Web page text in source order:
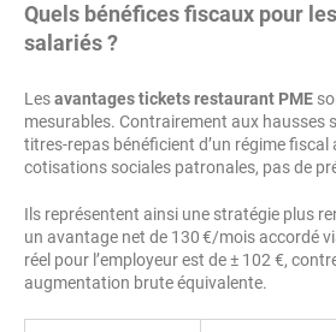
Quels bénéfices fiscaux pour
salariés ?
Lesavantages tickets restaurant PME
mesurables. Contrairement aux hausses
titres-repas bénéficient d’un régime fiscal
cotisations sociales patronales, pas de
Ils représentent ainsi une stratégie plus
un avantage net de 130 €/mois accordé
réel pour l’employeur est de ± 102 €,
augmentation brute équivalente.